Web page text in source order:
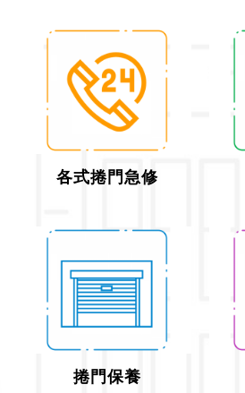
各式捲門急修
捲門保養